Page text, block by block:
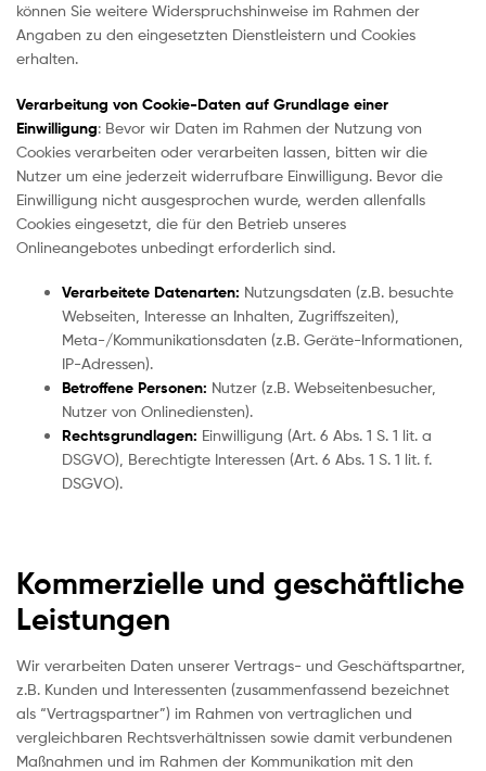
können Sie weitere Widerspruchshinweise im Rahmen der
Angaben zu den eingesetzten Dienstleistern und Cookies
erhalten.
Verarbeitung von Cookie-Daten auf Grundlage einer
Einwilligung: Bevor wir Daten im Rahmen der Nutzung von
Cookies verarbeiten oder verarbeiten lassen, bitten wir die
Nutzer um eine jederzeit widerrufbare Einwilligung. Bevor die
Einwilligung nicht ausgesprochen wurde, werden allenfalls
Cookies eingesetzt, die für den Betrieb unseres
Onlineangebotes unbedingt erforderlich sind.
Verarbeitete Datenarten: Nutzungsdaten (z.B. besuchte
Webseiten, Interesse an Inhalten, Zugriffszeiten),
Meta-/Kommunikationsdaten (z.B. Geräte-Informationen,
IP-Adressen).
Betroffene Personen: Nutzer (z.B. Webseitenbesucher,
Nutzer von Onlinediensten).
Rechtsgrundlagen: Einwilligung (Art. 6 Abs. 1 S. 1 lit. a
DSGVO), Berechtigte Interessen (Art. 6 Abs. 1 S. 1 lit. f.
DSGVO).
Kommerzielle und geschäftliche
Leistungen
Wir verarbeiten Daten unserer Vertrags- und Geschäftspartner,
z.B. Kunden und Interessenten (zusammenfassend bezeichnet
als “Vertragspartner”) im Rahmen von vertraglichen und
vergleichbaren Rechtsverhältnissen sowie damit verbundenen
Maßnahmen und im Rahmen der Kommunikation mit den